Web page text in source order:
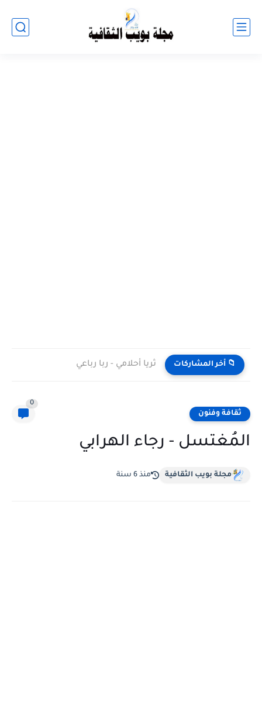
📁 أخر المشاركات ثريا أحلامي - ربا رباعي
ثقافة وفنون
0
المُغتسل - رجاء الهرابي
مجلة بويب الثقافية منذ 6 سنة